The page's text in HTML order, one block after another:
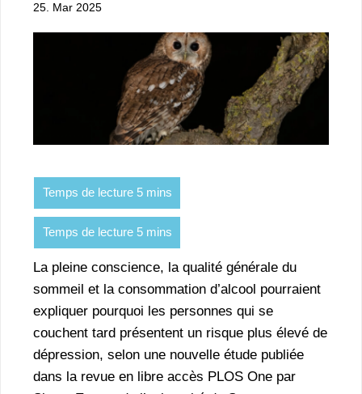
25. Mar 2025
La pleine conscience, la qualité générale du
sommeil et la consommation d’alcool pourraient
expliquer pourquoi les personnes qui se
couchent tard présentent un risque plus élevé de
dépression, selon une nouvelle étude publiée
dans la revue en libre accès PLOS One par